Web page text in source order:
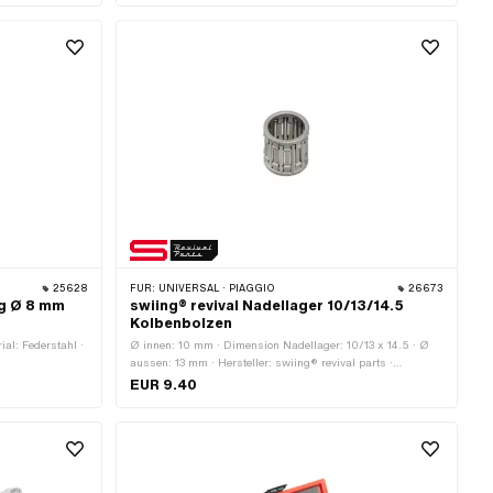
25628
Ø 8 mm
Federstahl ·
FÜR: UNIVERSAL · PIAGGIO 26673
swiing® revival Nadellager 10/13/14.5
Kolbenbolzen
Ø innen: 10 mm · Dimension Nadellager: 10/13 x 14.5 · Ø
aussen: 13 mm · Hersteller: swiing® revival parts ·
Lagerkäfig: Stahlblechkäfig · Breite: 14.5 mm · Lagerart:
EUR 9.40